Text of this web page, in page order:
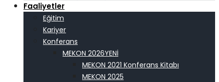
Faaliyetler
Eğitim
Kariyer
Konferans
MEKON 2026
MEKON 2021 Konferans Kitabı
MEKON 2025